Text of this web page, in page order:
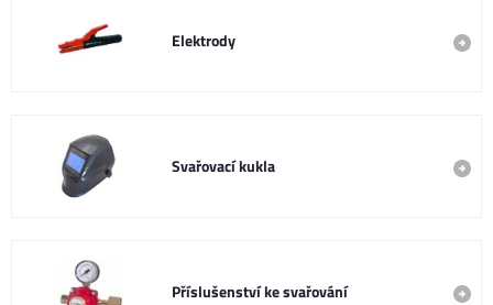
Elektrody
Svařovací kukla
Příslušenství ke svařování